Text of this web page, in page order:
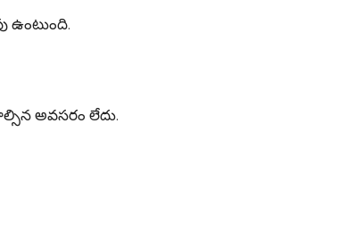
ఉంటుంది.
అవసరం లేదు.